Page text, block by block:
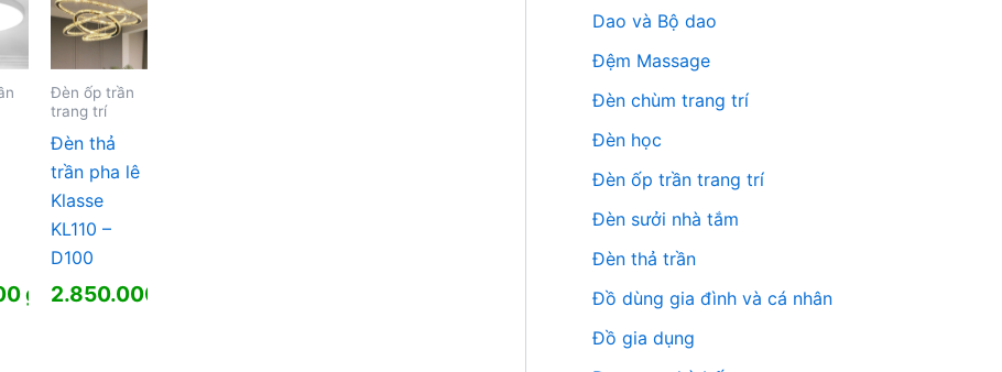
₫
Đèn ốp trần
trang trí
Đèn thả
trần pha lê
Klasse
KL110 –
D100
2.850.000
Dao và Bộ dao
Đệm Massage
Đèn chùm trang trí
Đèn học
Đèn ốp trần trang trí
Đèn sưởi nhà tắm
Đèn thả trần
Đồ dùng gia đình và cá nhân
Đồ gia dụng